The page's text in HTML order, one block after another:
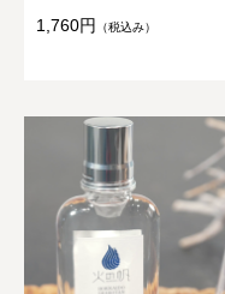
1,760円
（税込み）